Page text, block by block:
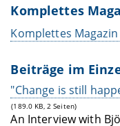
Komplettes
Komplettes
Beiträge im
"Change is still
(189.0 KB, 2 Seiten)
An Interview with